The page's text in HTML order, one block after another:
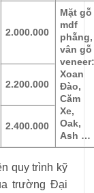
2.000.000
Mặt gỗ
mdf
phẵng,
vân gỗ
veneer:
Xoan
Đào,
Căm
Xe,
Oak,
Ash …
2.200.000
2.400.000
quy trình kỹ
trường Đại